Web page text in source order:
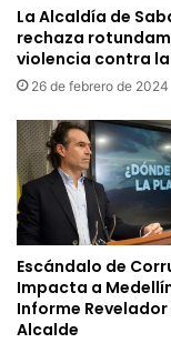
La Alcaldía de
rechaza
violencia contra la
26 de febrero de 2024
Escándalo de
Impacta a
Informe Revelador
Alcalde